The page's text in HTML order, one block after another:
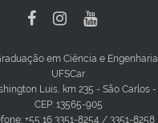
em Ciência e
UFSCar
Luis, km 235 - São Carlos -
CEP: 13565-905
+55 16 3351-8254 / 3351-8258